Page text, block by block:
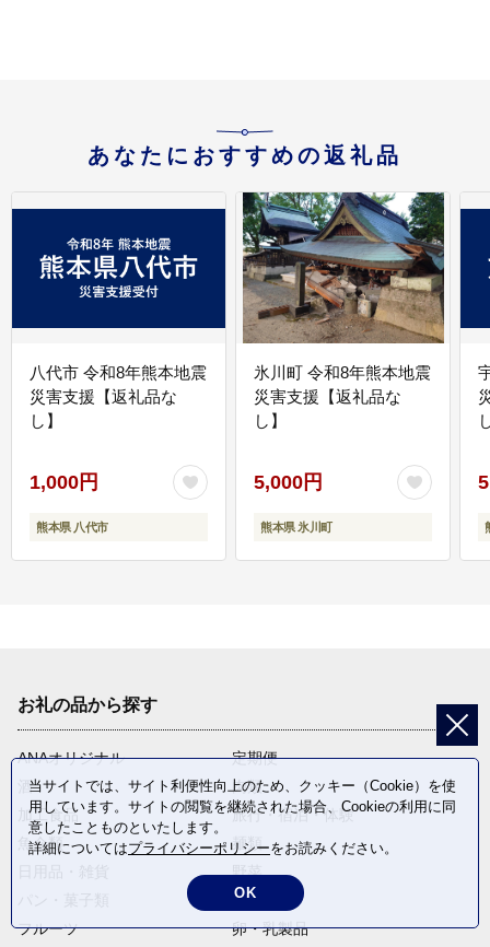
あなたにおすすめの返礼品
八代市 令和8年熊本地震
災害支援【返礼品な
し】
1,000円
熊本県 八代市
氷川町 令和8年熊本地震
災害支援【返礼品な
し】
5,000円
熊本県 氷川町
お礼の品から探す
ANAオリジナル
定期便
酒
肉類
加工食品
旅行・宿泊・体験
魚介類
麺類
野菜
電化製品
フルーツ
卵・乳製品
当サイトでは、サイト利便性向上のため、クッキー（Cookie）を使
用しています。サイトの閲覧を継続された場合、Cookieの利用に同
意したことものといたします。
詳細についてはプライバシーポリシーをお読みください。
OK